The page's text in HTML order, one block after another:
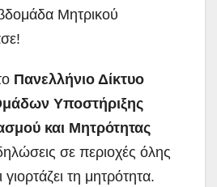
Μητρικού
Πανελλήνιο Δίκτυο
Υποστήριξης
και Μητρότητας
σε περιοχές όλης
τη μητρότητα.